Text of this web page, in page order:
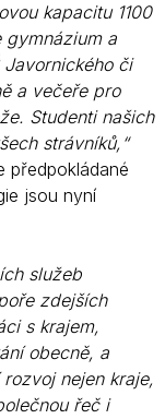
kapacitu 1100
gymnázium a
či
a večeře pro
Studenti našich
strávníků,“
předpokládané
jsou nyní
služeb
zdejších
s krajem,
obecně, a
nejen kraje,
řeč i